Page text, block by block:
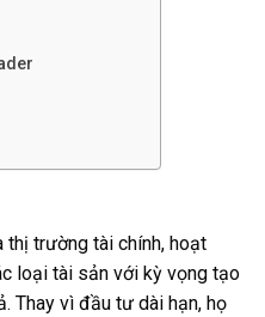
thị trường tài chính, hoạt
loại tài sản với kỳ vọng tạo
Thay vì đầu tư dài hạn, họ